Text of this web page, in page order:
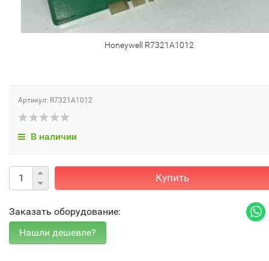
Honeywell R7321A1012
Артикул: R7321A1012
В наличии
Купить
Заказать оборудование: